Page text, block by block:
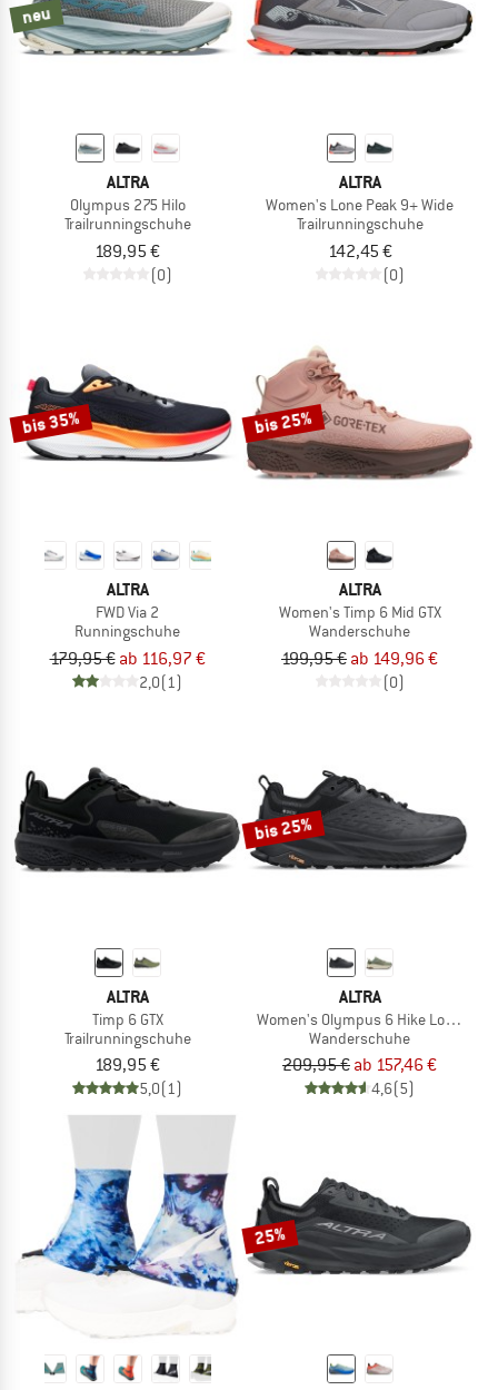
neu
ALTRA
Olympus 275 Hilo
Trailrunningschuhe
189,95 €
(0)
ALTRA
Women's Lone Peak 9+ Wide
Trailrunningschuhe
142,45 €
(0)
bis 35%
ALTRA
FWD Via 2
Runningschuhe
179,95 € ab 116,97 €
2,0(1)
bis 25%
ALTRA
Women's Timp 6 Mid GTX
Wanderschuhe
199,95 € ab 149,96 €
(0)
ALTRA
Timp 6 GTX
Trailrunningschuhe
189,95 €
5,0(1)
bis 25%
ALTRA
Women's Olympus 6 Hike Low GTX
Wanderschuhe
209,95 € ab 157,46 €
4,6(5)
25%